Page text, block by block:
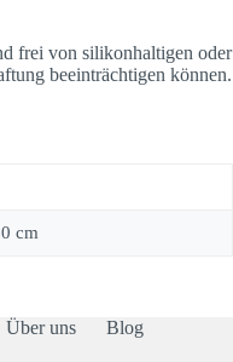
frei von silikonhaltigen oder
beeinträchtigen können.
cm
Über uns
Blog